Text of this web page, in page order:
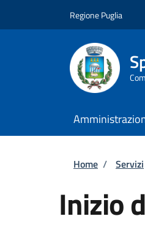
Regione Puglia
Home / Servizi
Inizio